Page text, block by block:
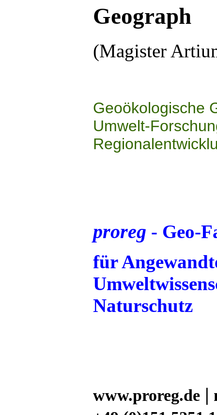
Geograph
(Magister
Geoökologische
Umwelt-
proreg - Geo-
für
Naturschutz
www.proreg.de |